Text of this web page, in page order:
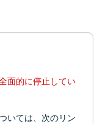
面的に停止してい
いては、次のリン